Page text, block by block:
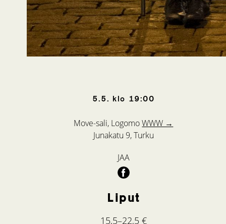
5.5. klo 19:00
Move-sali, LogomoWWW →
Junakatu 9, Turku
JAA
Liput
15,5–22,5 €